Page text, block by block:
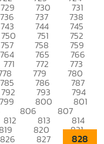
729 730 731
736 737 738
743 744 745
750 751 752
757 758 759
764 765 766
771 772 773
779 780
785 786 787
792 793 794
799 800 801
806 807
812 813 814
820 821
826 827 828